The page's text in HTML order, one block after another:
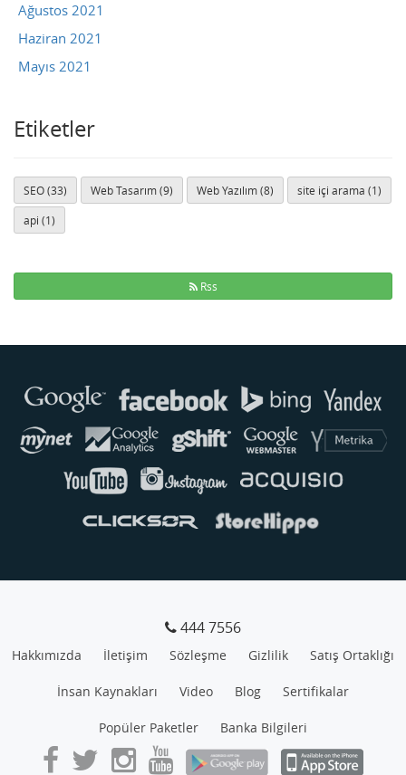
Ağustos 2021
Haziran 2021
Mayıs 2021
Etiketler
SEO (33) Web Tasarım (9) Web Yazılım (8) site içi arama (1)
api (1)
Rss
444 7556
Hakkımızda İletişim Sözleşme Gizlilik Satış Ortaklığı
İnsan Kaynakları Video Blog Sertifikalar
Popüler Paketler Banka Bilgileri
Genellikle anında yanıt verir